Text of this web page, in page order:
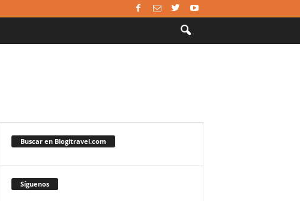
Buscar en Blogitravel.com
Síguenos